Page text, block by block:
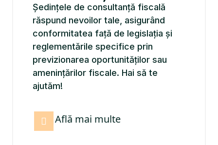
Ședințele de consultanță fiscală
răspund nevoilor tale, asigurând
conformitatea față de legislația și
reglementările specifice prin
previzionarea oportunităților sau
amenințărilor fiscale. Hai să te
ajutăm!
Află mai multe